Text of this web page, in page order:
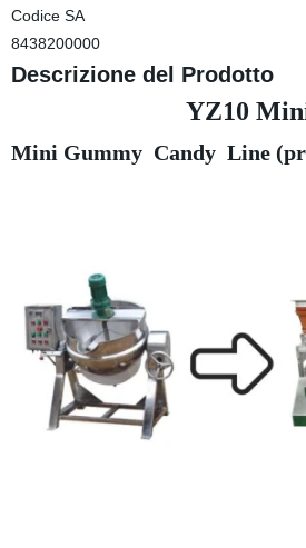
Codice SA
8438200000
Descrizione del Prodotto
YZ10
Mini Gummy Candy Line